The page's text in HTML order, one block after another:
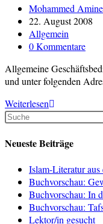
Beitrags-
Autor:
Mohammed
Beitrag
veröffentlicht:
22. August 2008
Beitrags-
Kategorie:
Allgemein
Beitrags-
0 Kommentare
Allgemeine
und unter folgenden
WeiterlesenAGB
Neueste Beiträge
Islam-Literatur aus
Buchvorschau:
Buchvorschau: In
Buchvorschau:
Lektor/in gesucht